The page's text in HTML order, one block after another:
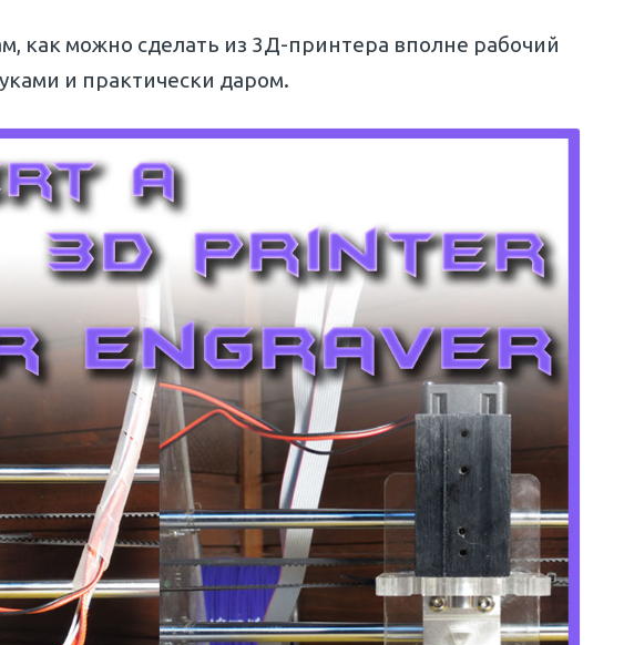
как можно сделать из 3Д-принтера вполне рабочий
и практически даром.